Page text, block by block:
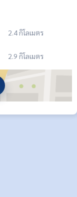
2.4 กิโลเมตร
2.9 กิโลเมตร